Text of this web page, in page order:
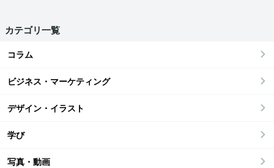
カテゴリ一覧
コラム
ビジネス・マーケティング
デザイン・イラスト
学び
写真・動画